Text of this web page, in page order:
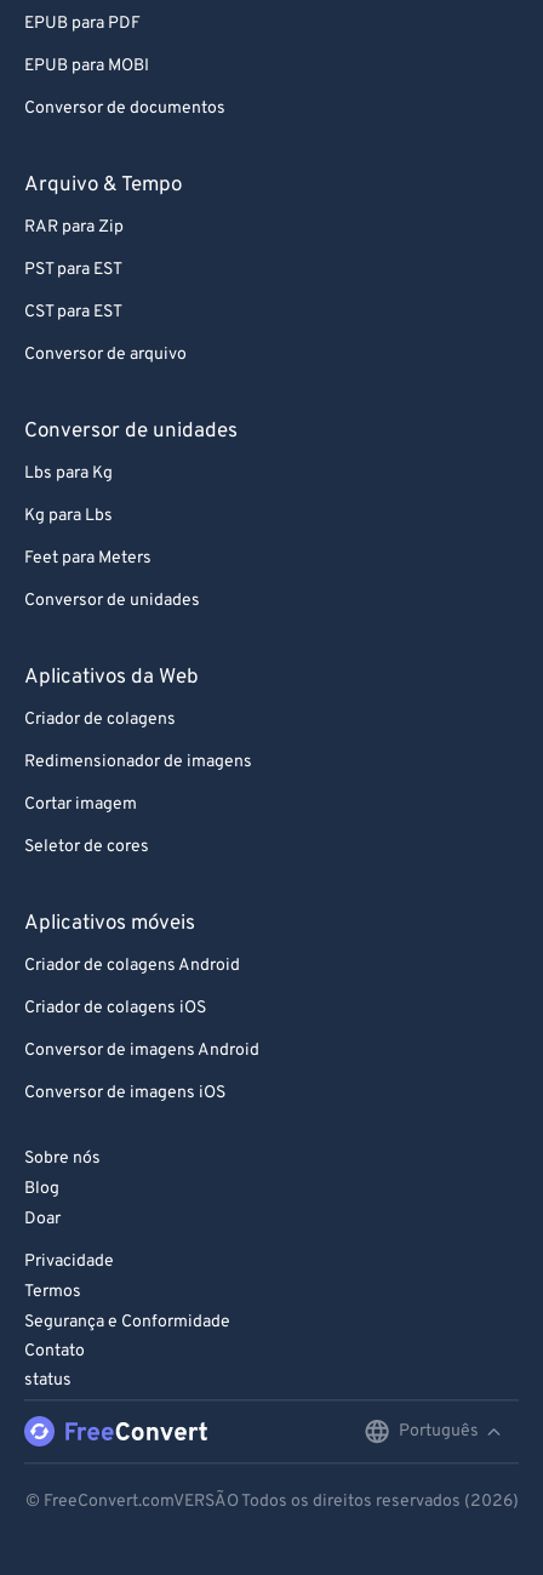
EPUB para PDF
EPUB para MOBI
Conversor de documentos
Arquivo & Tempo
RAR para Zip
PST para EST
CST para EST
Conversor de arquivo
Conversor de unidades
Lbs para Kg
Kg para Lbs
Feet para Meters
Conversor de unidades
Aplicativos da Web
Criador de colagens
Redimensionador de imagens
Cortar imagem
Seletor de cores
Aplicativos móveis
Criador de colagens Android
Criador de colagens iOS
Conversor de imagens Android
Conversor de imagens iOS
Sobre nós
Blog
Doar
Privacidade
Termos
Segurança e Conformidade
Contato
status
Português
© FreeConvert.comVERSÃO Todos os direitos reservados (2026)